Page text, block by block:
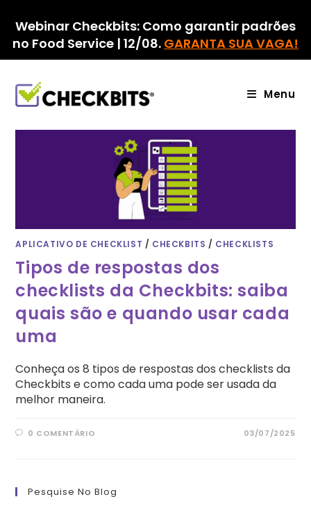
para
conteúdo
Webinar Checkbits: Como garantir padrões
no Food Service | 12/08. GARANTA SUA VAGA!
Menu
APLICATIVO DE CHECKLIST / CHECKBITS / CHECKLISTS
Tipos de respostas dos
checklists da Checkbits: saiba
quais são e quando usar cada
uma
Conheça os 8 tipos de respostas dos checklists da
Checkbits e como cada uma pode ser usada da
melhor maneira.
0 COMENTÁRIO 03/07/2025
Pesquise No Blog